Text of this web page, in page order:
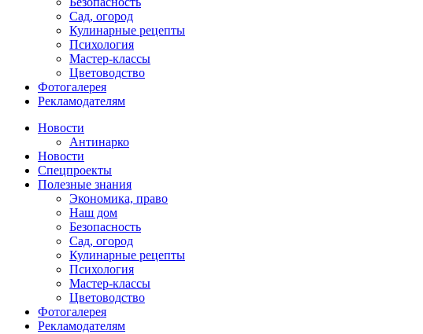
Сад, огород
Кулинарные рецепты
Психология
Мастер-классы
Цветоводство
Фотогалерея
Рекламодателям
Новости
Антинарко
Новости
Спецпроекты
Полезные знания
Экономика, право
Наш дом
Безопасность
Сад, огород
Кулинарные рецепты
Психология
Мастер-классы
Цветоводство
Фотогалерея
Рекламодателям